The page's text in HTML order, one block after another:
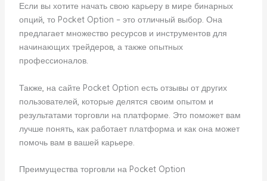
Если вы хотите начать свою карьеру в мире бинарных
опций, то Pocket Option – это отличный выбор. Она
предлагает множество ресурсов и инструментов для
начинающих трейдеров, а также опытных
профессионалов.
Также, на сайте Pocket Option есть отзывы от других
пользователей, которые делятся своим опытом и
результатами торговли на платформе. Это поможет вам
лучше понять, как работает платформа и как она может
помочь вам в вашей карьере.
Преимущества торговли на Pocket Option